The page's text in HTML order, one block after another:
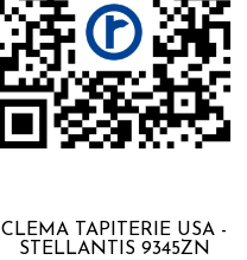
CLEMA TAPITERIE USA -
STELLANTIS 9345ZN